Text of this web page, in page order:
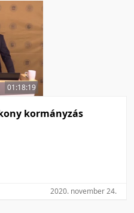
01:18:19
kormányzás
2020. november 24.